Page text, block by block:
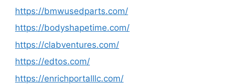
https://bmwusedparts.com/
https://bodyshapetime.com/
https://clabventures.com/
https://edtos.com/
https://enrichportalllc.com/